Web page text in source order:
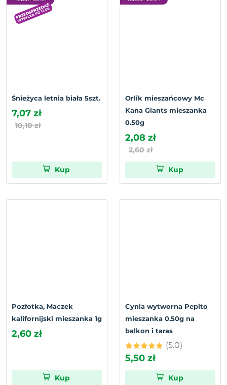
Śnieżyca letnia biała 5szt.
7,07 zł
10,10 zł
Kup
Orlik mieszańcowy Mc
Kana Giants mieszanka
0.50g
2,08 zł
2,60 zł
Kup
Pozłotka, Maczek
kalifornijski mieszanka 1g
2,60 zł
Kup
Cynia wytworna Pepito
mieszanka 0.50g na
balkon i taras
(5.0)
5,50 zł
Kup